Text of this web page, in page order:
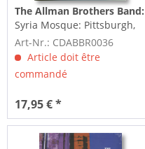
The Allman Brothers Band:
Syria Mosque: Pittsburgh,
PA, January 17, 1971...
Art-Nr.: CDABBR0036
Article doit être
commandé
17,95 € *